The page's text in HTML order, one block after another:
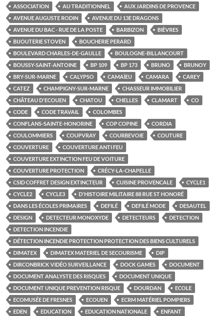
ASSOCIATION
AU TRADITIONNEL
AUX JARDINS DE PROVENCE
AVENUE AUGUSTE RODIN
AVENUE DU 13E DRAGONS
AVENUE DU BAC - RUE DE LA POSTE
BARBIZON
BIÈVRES
BIJOUTERIE STOVEN
BOUCHERIE PERARD
BOULEVARD CHARLES-DE-GAULLE
BOULOGNE-BILLANCOURT
BOUSSY-SAINT-ANTOINE
BP 109 BP 173 BRUNO
BRUNOY
BRY-SUR-MARNE
CALYPSO CAMAÏEU CAMARA
CAREY
CATEZ
CHAMPIGNY-SUR-MARNE
CHASSEUR IMMOBILIER
CHÂTEAU D'ECOUEN
CHATOU CHELLES CLAMART
CO
CODE
CODE TRAVAIL
COLOMBES
CONFLANS-SAINTE-HONORINE
COP COPINE
CORDIA
COULOMMIERS
COUPVRAY COURBEVOIE
COUTURE
COUVERTURE
COUVERTURE ANTI FEU
COUVERTURE EXTINCTION FEU DE VOITURE
COUVERTURE PROTECTION
CRÉCY-LA-CHAPELLE
CSID COFFRET DESIGN EXTINCTEUR
CUISINE PROVENCALE
CYCLE1
CYCLE2
CYCLE3
D'HISTOIRE MILITAIRE 88 RUE ST HONORÉ
DANS LES ÉCOLES PRIMAIRES
DEFILÉ DEFILÉ MODE
DESAUTEL
DESIGN
DETECTEUR MONOXYDE DETECTEURS
DETECTION
DETECTION INCENDIE
DÉTECTION INCENDIE PROTECTION PROTECTION DES BIENS CULTURELS
DIMATEX
DIMATEX MATERIEL DE SECOURISME
DIP
DIRCONBRICK VIDÉO SURVEILLANCE
DOCK GAMES
DOCUMENT
DOCUMENT ANALYSTE DES RISQUES
DOCUMENT UNIQUE
DOCUMENT UNIQUE PREVENTION RISQUE
DOURDAN
ECOLE
ECOMUSÉE DE FRESNES
ECOUEN
ECRM MATÉRIEL POMPIERS
EDEN
EDUCATION EDUCATION NATIONALE
ENFANT